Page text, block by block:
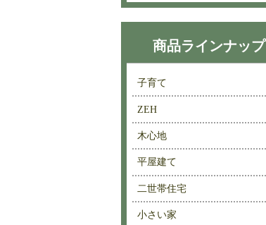
商品ラインナップ
子育て
ZEH
木心地
平屋建て
二世帯住宅
小さい家